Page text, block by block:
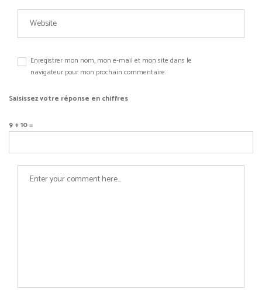
Enregistrer mon nom, mon e-mail et mon site dans le
navigateur pour mon prochain commentaire.
Saisissez votre réponse en chiffres
9 + 10 =